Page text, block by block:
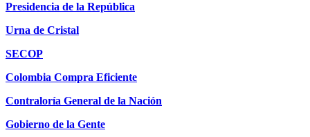
Presidencia de la República
Urna de Cristal
SECOP
Colombia Compra Eficiente
Contraloría General de la Nación
Gobierno de la Gente